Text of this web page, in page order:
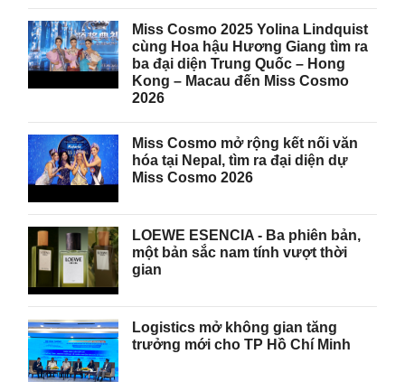
Miss Cosmo 2025 Yolina Lindquist
cùng Hoa hậu Hương Giang tìm ra
ba đại diện Trung Quốc – Hong
Kong – Macau đến Miss Cosmo
2026
Miss Cosmo mở rộng kết nối văn
hóa tại Nepal, tìm ra đại diện dự
Miss Cosmo 2026
LOEWE ESENCIA - Ba phiên bản,
một bản sắc nam tính vượt thời
gian
Logistics mở không gian tăng
trưởng mới cho TP Hồ Chí Minh